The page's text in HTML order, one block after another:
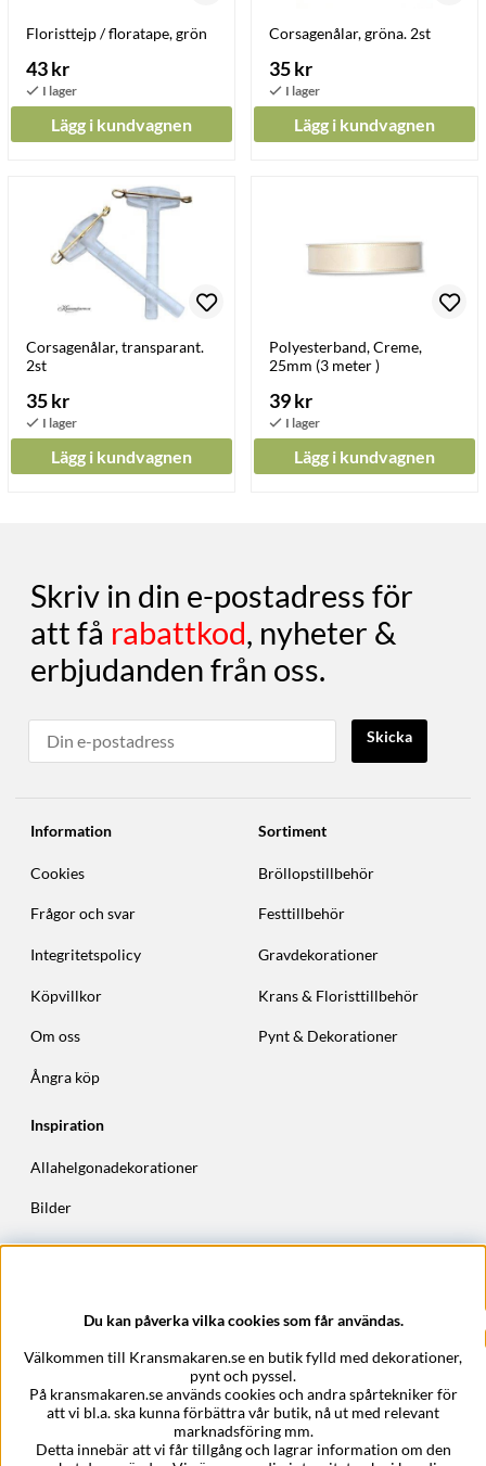
Floristtejp / floratape, grön
43 kr
Lägg i kundvagnen
Corsagenålar, gröna. 2st
35 kr
Lägg i kundvagnen
Corsagenålar, transparant.
2st
35 kr
Lägg i kundvagnen
Polyesterband, Creme,
25mm (3 meter )
39 kr
Lägg i kundvagnen
Skriv in din e-postadress för
att få rabattkod, nyheter &
erbjudanden från oss.
Skicka
Information
Cookies
Frågor och svar
Integritetspolicy
Köpvillkor
Om oss
Ångra köp
Sortiment
Bröllopstillbehör
Festtillbehör
Gravdekorationer
Krans & Floristtillbehör
Pynt & Dekorationer
Inspiration
Allahelgonadekorationer
Bilder
Höstkransar
Epost:support@kransmakaren.se
Du kan påverka vilka cookies som får användas.
Välkommen till Kransmakaren.se en butik fylld med dekorationer,
pynt och pyssel.
På kransmakaren.se används cookies och andra spårtekniker för
att vi bl.a. ska kunna förbättra vår butik, nå ut med relevant
marknadsföring mm.
Detta innebär att vi får tillgång och lagrar information om den